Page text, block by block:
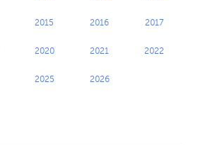
2015 2016 2017
2020 2021 2022
2025 2026